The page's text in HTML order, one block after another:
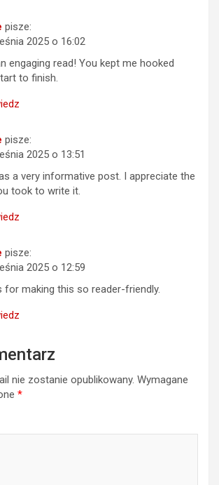
pisze:
2025 o 16:02
engaging read! You kept me hooked
to finish.
pisze:
2025 o 13:51
a very informative post. I appreciate the
took to write it.
pisze:
2025 o 12:59
for making this so reader-friendly.
nie zostanie opublikowany. Wymagane
*